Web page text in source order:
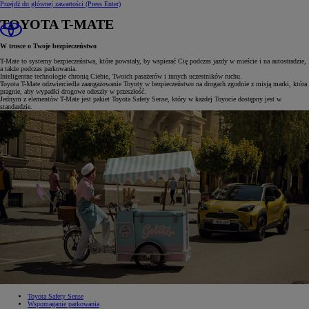
Przejdź do głównej zawartości (Press Enter)
TOYOTA T-MATE
W trosce o Twoje bezpieczeństwo
T-Mate to systemy bezpieczeństwa, które powstały, by wspierać Cię podczas jazdy w mieście i na autostradzie,
a także podczas parkowania.
Inteligentne technologie chronią Ciebie, Twoich pasażerów i innych uczestników ruchu.
Toyota T-Mate odzwierciedla zaangażowanie Toyoty w bezpieczeństwo na drogach zgodnie z misją marki, która
pragnie, aby wypadki drogowe odeszły w przeszłość.
Jednym z elementów T-Mate jest pakiet Toyota Safety Sense, który w każdej Toyocie dostępny jest w
standardzie.
Toyota Safety Sense
Wspomaganie parkowania